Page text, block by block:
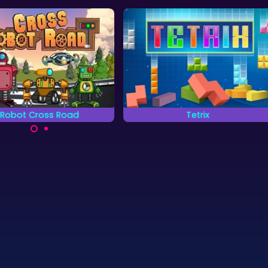
Robot Cross Road Tetrix